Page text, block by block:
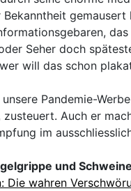
Seher doch
will das schon
Pandemie-
zusteuert. Auch er
im
und
Die wahren